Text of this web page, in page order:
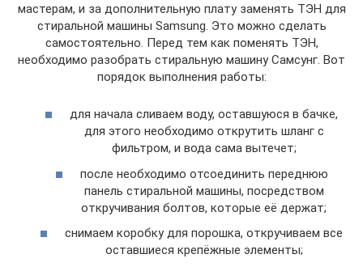
мастерам, и за дополнительную плату заменять ТЭН для
стиральной машины Samsung. Это можно сделать
самостоятельно. Перед тем как поменять ТЭН,
необходимо разобрать стиральную машину Самсунг. Вот
порядок выполнения работы:
для начала сливаем воду, оставшуюся в бачке,
для этого необходимо открутить шланг с
фильтром, и вода сама вытечет;
после необходимо отсоединить переднюю
панель стиральной машины, посредством
откручивания болтов, которые её держат;
снимаем коробку для порошка, откручиваем все
оставшиеся крепёжные элементы;